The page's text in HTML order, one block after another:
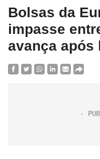
Bolsas da
impasse
avança após